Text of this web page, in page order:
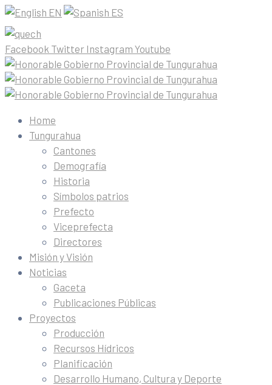
EN ES
Facebook Twitter Instagram Youtube
Home
Tungurahua
Cantones
Demografía
Historia
Símbolos patrios
Prefecto
Viceprefecta
Directores
Misión y Visión
Noticias
Gaceta
Publicaciones Públicas
Proyectos
Producción
Recursos Hídricos
Planificación
Desarrollo Humano, Cultura y Deporte